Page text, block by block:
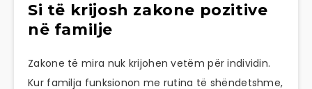
Si të krijosh zakone pozitive
në familje
Zakone të mira nuk krijohen vetëm për individin.
Kur familja funksionon me rutina të shëndetshme,